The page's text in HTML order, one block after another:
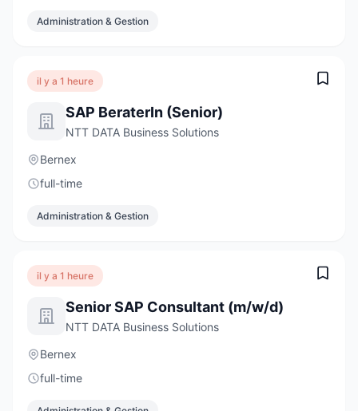
Administration & Gestion
il y a 1 heure
SAP BeraterIn (Senior)
NTT DATA Business Solutions
Bernex
full-time
Administration & Gestion
il y a 1 heure
Senior SAP Consultant (m/w/d)
NTT DATA Business Solutions
Bernex
full-time